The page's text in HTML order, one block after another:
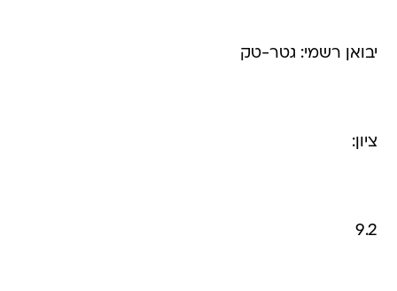
יבואן רשמי: גטר-טק
ציון:
9.2